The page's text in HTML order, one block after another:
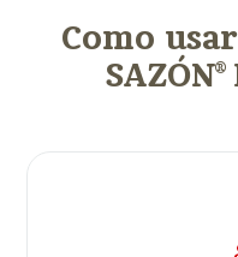
Como